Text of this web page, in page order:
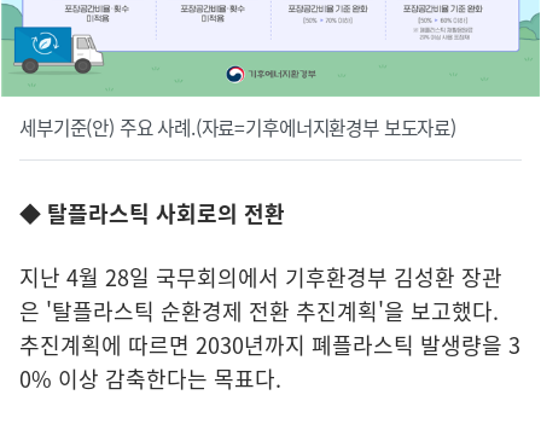
세부기준(안) 주요 사례.(자료=기후에너지환경부 보도자료)
◆ 탈플라스틱 사회로의 전환
지난 4월 28일 국무회의에서 기후환경부 김성환 장관
은 '탈플라스틱 순환경제 전환 추진계획'을 보고했다.
추진계획에 따르면 2030년까지 폐플라스틱 발생량을 3
0% 이상 감축한다는 목표다.